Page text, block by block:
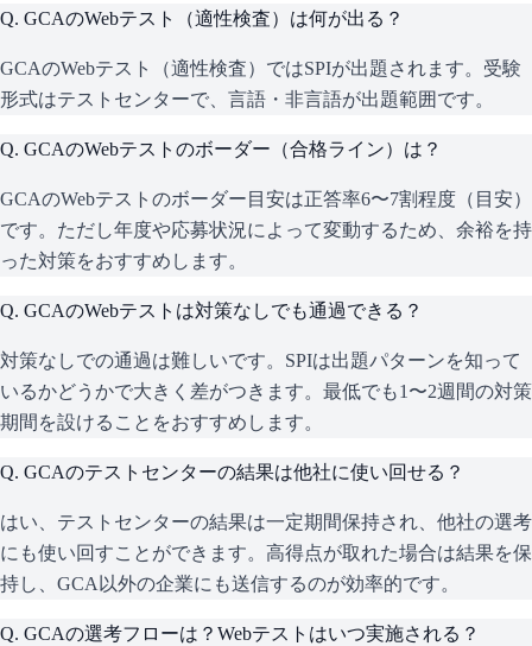
Q. GCAのWebテスト（適性検査）は何が出る？
GCAのWebテスト（適性検査）ではSPIが出題されます。受験
形式はテストセンターで、言語・非言語が出題範囲です。
Q. GCAのWebテストのボーダー（合格ライン）は？
GCAのWebテストのボーダー目安は正答率6〜7割程度（目安）
です。ただし年度や応募状況によって変動するため、余裕を持
った対策をおすすめします。
Q. GCAのWebテストは対策なしでも通過できる？
対策なしでの通過は難しいです。SPIは出題パターンを知って
いるかどうかで大きく差がつきます。最低でも1〜2週間の対策
期間を設けることをおすすめします。
Q. GCAのテストセンターの結果は他社に使い回せる？
はい、テストセンターの結果は一定期間保持され、他社の選考
にも使い回すことができます。高得点が取れた場合は結果を保
持し、GCA以外の企業にも送信するのが効率的です。
Q. GCAの選考フローは？Webテストはいつ実施される？